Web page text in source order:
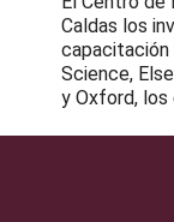
Caldas los
capacitación
Science,
y Oxford,